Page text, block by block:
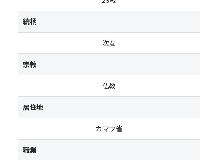
続柄
次女
宗教
仏教
居住地
カマウ省
職業